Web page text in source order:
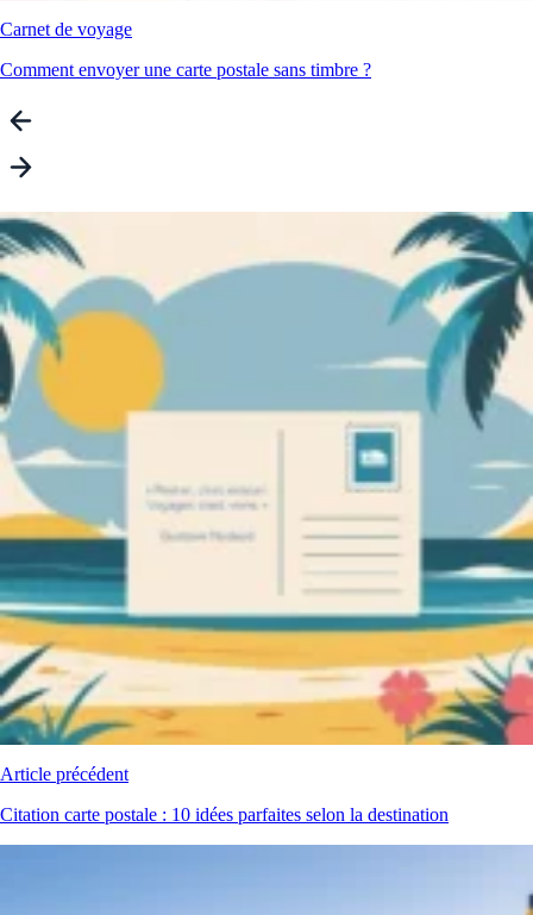
Carnet de voyage
Comment envoyer une carte postale sans timbre ?
Article précédent
Citation carte postale : 10 idées parfaites selon la destination